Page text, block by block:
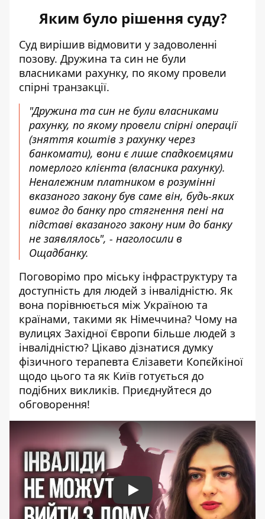
Яким було рішення суду?
Суд вирішив відмовити у задоволенні
позову. Дружина та син не були
власниками рахунку, по якому провели
спірні транзакції.
"Дружина та син не були власниками
рахунку, по якому провели спірні операції
(зняття коштів з рахунку через
банкомати), вони є лише спадкоємцями
померлого клієнта (власника рахунку).
Неналежним платником в розумінні
вказаного закону був саме він, будь-яких
вимог до банку про стягнення пені на
підставі вказаного закону ним до банку
не заявлялось", - наголосили в
Ощадбанку.
Поговорімо про міську інфраструктуру та
доступність для людей з інвалідністю. Як
вона порівнюється між Україною та
країнами, такими як Німеччина? Чому на
вулицях Західної Європи більше людей з
інвалідністю? Цікаво дізнатися думку
фізичного терапевта Єлізавети Копєйкіної
щодо цього та як Київ готується до
подібних викликів. Приєднуйтеся до
обговорення!
Play